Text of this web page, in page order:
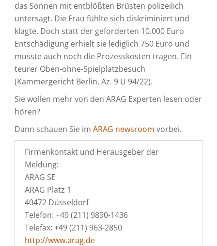
das Sonnen mit entblößten Brüsten polizeilich
untersagt. Die Frau fühlte sich diskriminiert und
klagte. Doch statt der geforderten 10.000 Euro
Entschädigung erhielt sie lediglich 750 Euro und
musste auch noch die Prozesskosten tragen. Ein
teurer Oben-ohne-Spielplatzbesuch
(Kammergericht Berlin, Az. 9 U 94/22).
Sie wollen mehr von den ARAG Experten lesen oder
hören?
Dann schauen Sie im ARAG newsroom vorbei.
Firmenkontakt und Herausgeber der
Meldung:
ARAG SE
ARAG Platz 1
40472 Düsseldorf
Telefon: +49 (211) 9890-1436
Telefax: +49 (211) 963-2850
http://www.arag.de